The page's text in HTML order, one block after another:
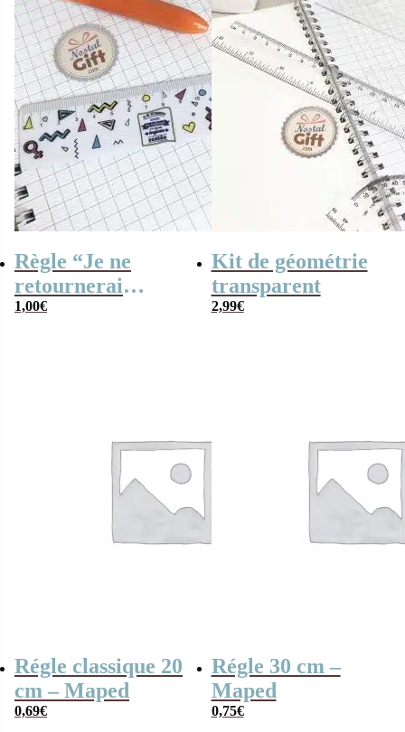
Règle “Je ne
retournerai
jamais en
1,00€
Kit de géométrie
transparent
2,99€
Régle classique 20
cm – Maped
0,69€
Régle 30 cm –
Maped
0,75€